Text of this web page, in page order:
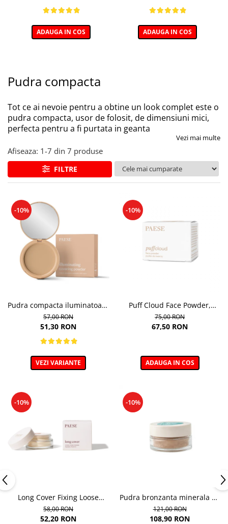
ADAUGA IN COS ADAUGA IN COS
Pudra compacta
Tot ce ai nevoie pentru a obtine un look complet este o
pudra compacta, usor de folosit, de dimensiuni mici,
perfecta pentru a fi purtata in geanta
Vezi mai multe
Afiseaza: 1-7 din 7 produse
FILTRE
-10%
Pudra compacta iluminatoare
Absolut Revelation Serie 1C,
9g
57,00 RON
51,30 RON
VEZI VARIANTE
-10%
Puff Cloud Face Powder,
Pudra compacta matifianta
75,00 RON
67,50 RON
ADAUGA IN COS
-10%
Long Cover Fixing Loose
Powder – Pudra libera de
fixare
58,00 RON
52,20 RON
-10%
Pudra bronzanta minerala 6g
- 400N - Mineral Bronzer
121,00 RON
108,90 RON